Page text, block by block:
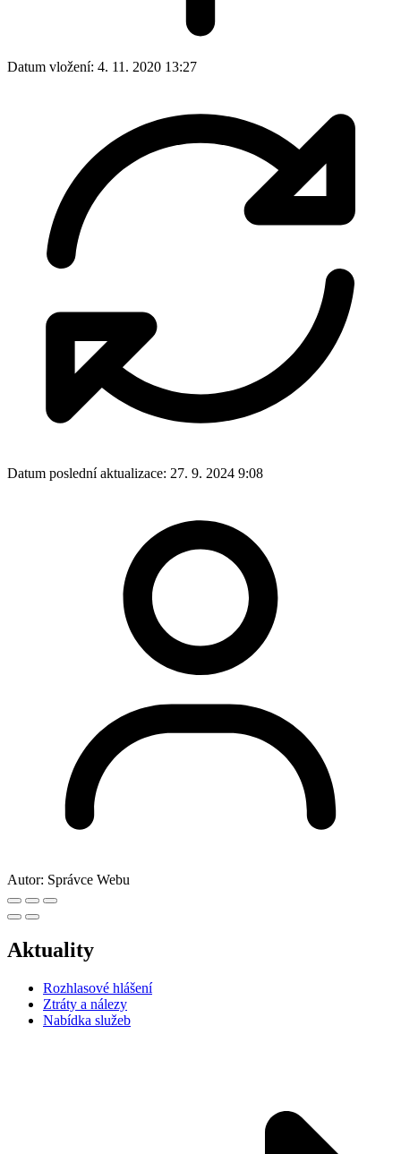
Datum vložení: 4. 11. 2020 13:27
Datum poslední aktualizace: 27. 9. 2024 9:08
Autor: Správce Webu
Aktuality
Rozhlasové hlášení
Ztráty a nálezy
Nabídka služeb